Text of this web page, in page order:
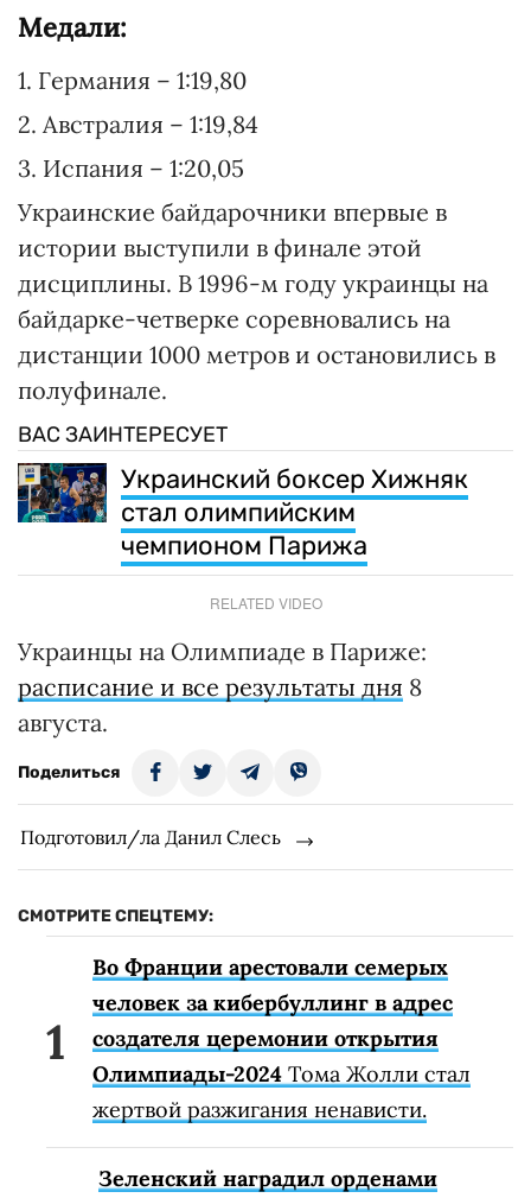
Медали:
1. Германия – 1:19,80
2. Австралия – 1:19,84
3. Испания – 1:20,05
Украинские байдарочники впервые в
истории выступили в финале этой
дисциплины. В 1996-м году украинцы на
байдарке-четверке соревновались на
дистанции 1000 метров и остановились в
полуфинале.
ВАС ЗАИНТЕРЕСУЕТ
Украинский боксер Хижняк
стал олимпийским
чемпионом Парижа
RELATED VIDEO
Украинцы на Олимпиаде в Париже:
расписание и все результаты дня 8
августа.
Поделиться
Подготовил/ла Данил Слесь
СМОТРИТЕ СПЕЦТЕМУ:
Во Франции арестовали семерых
человек за кибербуллинг в адрес
создателя церемонии открытия
Олимпиады-2024 Тома Жолли стал
жертвой разжигания ненависти.
Зеленский наградил орденами